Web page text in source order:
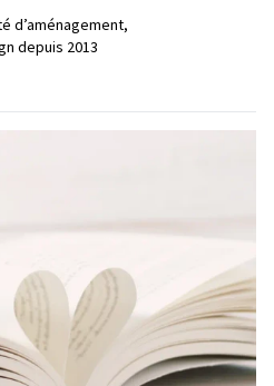
d’aménagement,
depuis 2013